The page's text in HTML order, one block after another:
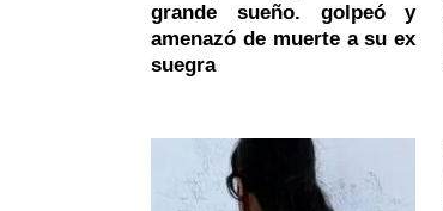
grande sueño. golpeó y
amenazó de muerte a su ex
suegra